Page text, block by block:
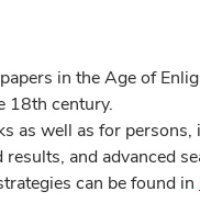
in the Age of
18th century.
as well as for
and advanced
can be found in